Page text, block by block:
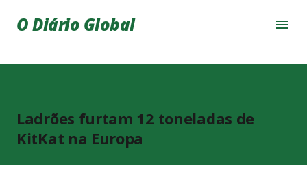
Pular para o conteúdo principal
O Diário Global
Ladrões furtam 12 toneladas de
KitKat na Europa